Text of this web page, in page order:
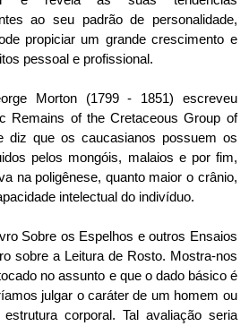
ao seu padrão de personalidade,
propiciar um grande crescimento e
pessoal e profissional.
Morton (1799 - 1851) escreveu
Remains of the Cretaceous Group of
diz que os caucasianos possuem os
pelos mongóis, malaios e por fim,
na poligênese, quanto maior o crânio,
intelectual do indivíduo.
Sobre os Espelhos e outros Ensaios
sobre a Leitura de Rosto. Mostra-nos
no assunto e que o dado básico é
julgar o caráter de um homem ou
corporal. Tal avaliação seria